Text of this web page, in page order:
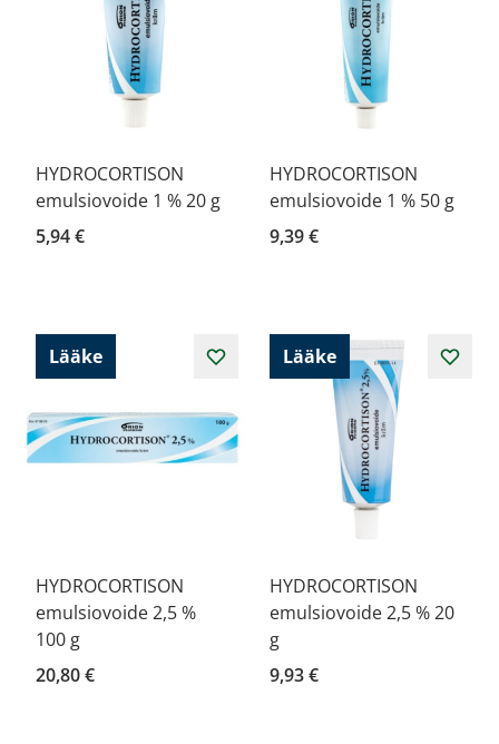
HYDROCORTISON
emulsiovoide 1 % 20 g
5,94 €
HYDROCORTISON
emulsiovoide 1 % 50 g
9,39 €
Lääke
HYDROCORTISON
emulsiovoide 2,5 %
100 g
20,80 €
Lääke
HYDROCORTISON
emulsiovoide 2,5 % 20
g
9,93 €